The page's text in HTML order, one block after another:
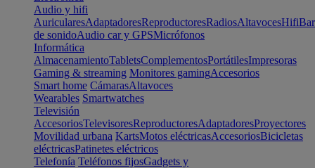
Audio y hifi
AuricularesAdaptadoresReproductoresRadiosAltavocesHifi
de sonidoAudio car y GPSMicrófonos
Informática
AlmacenamientoTabletsComplementosPortátilesImpresoras
Gaming & streaming Monitores gamingAccesorios
Smart home CámarasAltavoces
Wearables Smartwatches
Televisión
AccesoriosTelevisoresReproductoresAdaptadoresProyectores
Movilidad urbana KartsMotos eléctricasAccesoriosBicicletas
eléctricasPatinetes eléctricos
Telefonía Teléfonos fijosGadgets y